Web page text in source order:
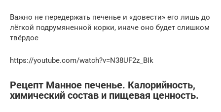
Важно не передержать печенье и «довести» его лишь до
лёгкой подрумяненной корки, иначе оно будет слишком
твёрдое
https://youtube.com/watch?v=N38UF2z_BIk
Рецепт Манное печенье. Калорийность,
химический состав и пищевая ценность.